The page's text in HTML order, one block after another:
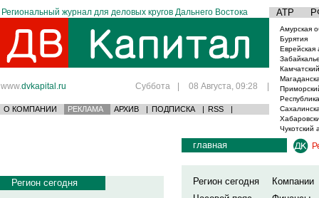
Региональный журнал для деловых кругов Дальнего Востока АТР
www.dvkapital.ru Суббота | 08 Августа, 09:28 |
О КОМПАНИИ РЕКЛАМА АРХИВ | ПОДПИСКА | RSS |
Амурская
Бурятия
Еврейская
Чукотский
Регион сегодня
главная
Регион сегодня
Компании